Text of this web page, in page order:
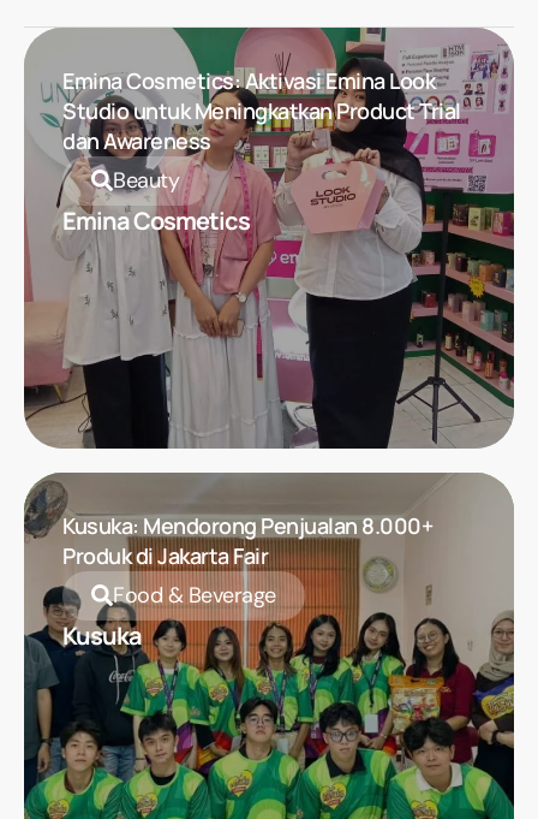
Explore All Work
Emina Cosmetics: Aktivasi Emina Look
Studio untuk Meningkatkan Product Trial
dan Awareness
Beauty
Emina Cosmetics
Kusuka: Mendorong Penjualan 8.000+
Produk di Jakarta Fair
Food & Beverage
Kusuka